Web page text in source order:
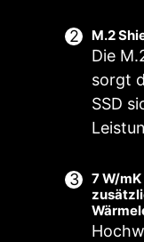
M.2
Die
sorgt
SSD
7 W/